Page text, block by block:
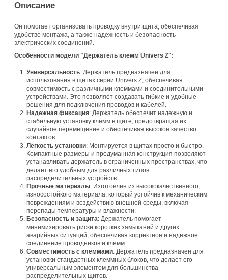
Описание
Он помогает организовать проводку внутри щита, обеспечивая
удобство монтажа, а также надежность и безопасность
электрических соединений.
Особенности модели "Держатель клемм Univers Z":
Универсальность: Держатель предназначен для
использования в щитах серии Univers Z, обеспечивая
совместимость с различными клеммами и соединительными
устройствами. Это позволяет создавать гибкие и удобные
решения для подключения проводов и кабелей.
Надежная фиксация: Держатель обеспечит надежную и
стабильную установку клемм в щите, предотвращая их
случайное перемещение и обеспечивая высокое качество
контактов.
Легкость установки: Монтируется в щитах просто и быстро.
Компактные размеры и продуманная конструкция позволяют
устанавливать держатель в ограниченных пространствах, что
делает его удобным для различных типов
распределительных устройств.
Прочные материалы: Изготовлен из высококачественного,
износостойкого материала, который устойчив к механическим
повреждениям и воздействию внешней среды, включая
перепады температуры и влажности.
Безопасность и защита: Держатель помогает
минимизировать риски коротких замыканий и других
аварийных ситуаций, обеспечивая корректное и надежное
соединение проводников и клемм.
Совместимость с клеммами: Держатель предназначен для
установки стандартных клеммных блоков, что делает его
универсальным элементом для большинства
распределительных щитов.